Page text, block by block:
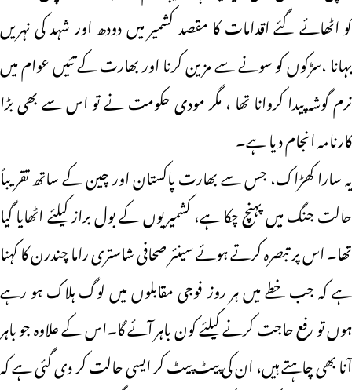
کو اٹھائے گئے اقدامات کا مقصد کشمیر میں دودھ اور شہد کی نہریں
بہانا ،سڑکوں کو سونے سے مزین کرنا اور بھارت کے تئیں عوام میں
نرم گوشہ پیدا کروانا تھا ، مگر مودی حکومت نے تو اس سے بھی بڑا
کارنامہ انجام دیا ہے۔
یہ سارا کھڑاک، جس سے بھارت پاکستان اور چین کے ساتھ تقریباً
حالت جنگ میں پہنچ چکا ہے، کشمیریوں کے بول براز کیلئے اٹھایا گیا
تھا۔ اس پر تبصرہ کرتے ہوئے سینئر صحافی شاستری راما چندرن کا کہنا
ہے کہ جب خطے میں ہر روز فوجی مقابلوں میں لوگ ہلاک ہو رہے
ہوں تو رفع حاجت کرنے کیلئے کون باہر آئے گا۔اس کے علاوہ جو باہر
آنا بھی چاہتے ہیں، ان کی پیٹ پیٹ کر ایسی حالت کر دی گئی ہے کہ